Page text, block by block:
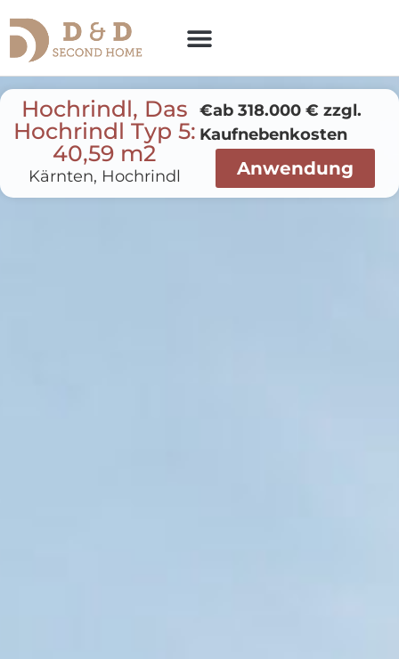
Hochrindl, Das
Hochrindl Typ 5:
40,59 m2
Kärnten, Hochrindl
€ab 318.000 € zzgl.
Kaufnebenkosten
Anwendung